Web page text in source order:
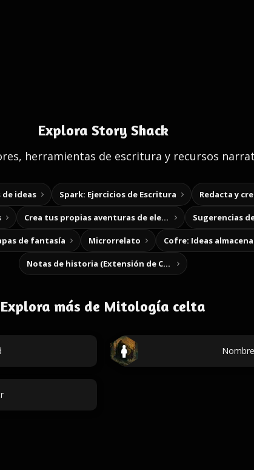
Explora Story Shack
herramientas de escritura y recursos
ideas Spark: Ejercicios de Escritura Redacta y
Crea tus propias aventuras de elección Sugerencias
de fantasía Microrrelato Cofre: Ideas
Notas de historia (Extensión de Chrome)
Explora más de Mitología celta